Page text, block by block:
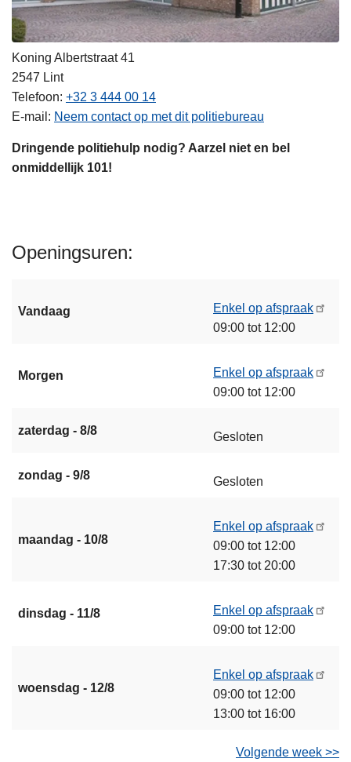
Koning Albertstraat 41
2547 Lint
Telefoon +32 3 444 00 14
E-mail
Neem contact op met dit politiebureau
Dringende politiehulp nodig? Aarzel niet en bel
onmiddellijk 101!
Openingsuren
Vandaag
Enkel op afspraak
09:00 tot 12:00
Morgen
Enkel op afspraak
09:00 tot 12:00
zaterdag - 8/8 Gesloten
zondag - 9/8 Gesloten
maandag - 10/8
Enkel op afspraak
09:00 tot 12:00
17:30 tot 20:00
dinsdag - 11/8
Enkel op afspraak
09:00 tot 12:00
woensdag - 12/8
Enkel op afspraak
09:00 tot 12:00
13:00 tot 16:00
Volgende week >>